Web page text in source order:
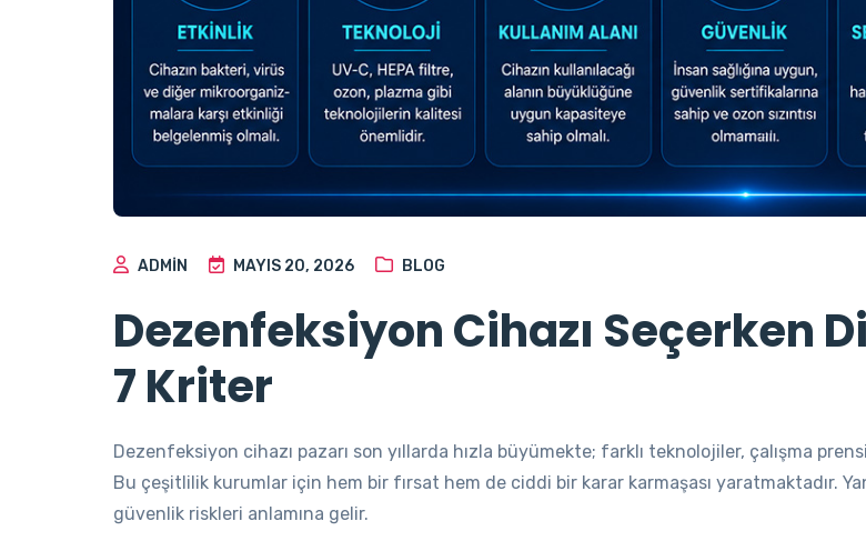
ADMIN MAYIS 20, 2026 BLOG
Dezenfeksiyon Cihazı Seçerken
7 Kriter
Dezenfeksiyon cihazı pazarı son yıllarda hızla büyümekte; farklı teknolojiler, çalışma
Bu çeşitlilik kurumlar için hem bir fırsat hem de ciddi bir karar karmaşası yaratmaktadır.
güvenlik riskleri anlamına gelir.